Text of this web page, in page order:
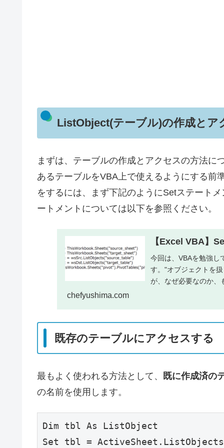
ListObject(テーブル)の作成とア
まずは、テーブルの作成とアクセスの方法
あるテーブルをVBA上で使えるようにする前
をするには、まず下記のようにSetステート
ートメントについては以下を参照ください。
【Excel VBA】
今回は、VBAを勉強し
す。"オブジェクトを
が、なぜ必要なのか、
chefyushima.com
既存のテーブルにアクセスする
最もよく使われる方法として、
既に作成済の
の名前を使用します。
Dim tbl As ListObject
Set tbl =